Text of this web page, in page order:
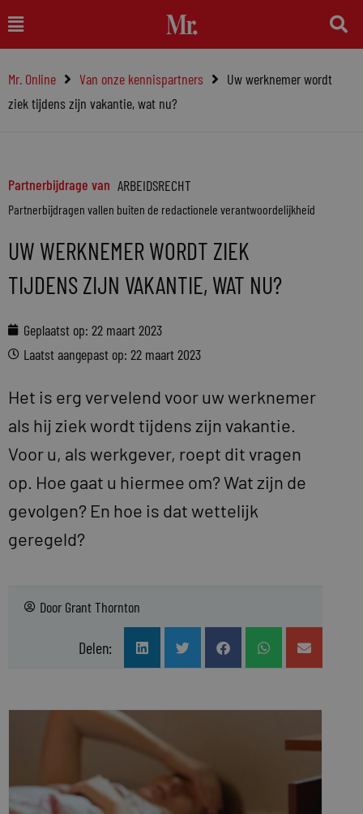
naar
inhoud
Main
Menu
Mr. Online Van onze kennispartners
Uw werknemer wordt
ziek tijdens zijn vakantie, wat nu?
Partnerbijdrage van ARBEIDSRECHT
Partnerbijdragen vallen buiten de redactionele verantwoordelijkheid
UW WERKNEMER WORDT ZIEK
TIJDENS ZIJN VAKANTIE, WAT NU?
Geplaatst op: 22 maart 2023
Laatst aangepast op: 22 maart 2023
Het is erg vervelend voor uw werknemer
als hij ziek wordt tijdens zijn vakantie.
Voor u, als werkgever, roept dit vragen
op. Hoe gaat u hiermee om? Wat zijn de
gevolgen? En hoe is dat wettelijk
geregeld?
Door Grant Thornton
Delen: